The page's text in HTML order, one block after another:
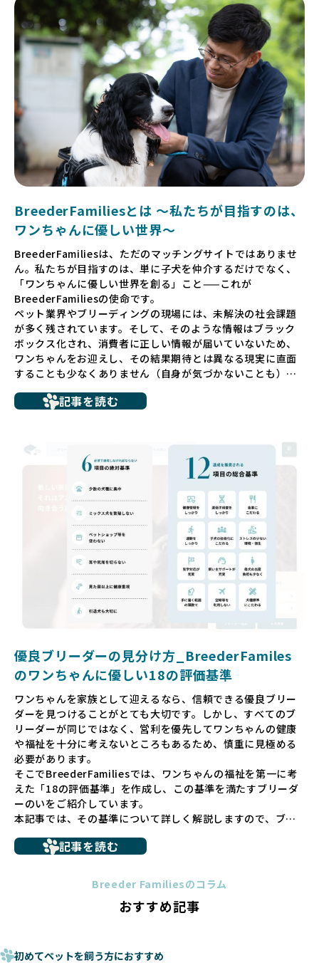
BreederFamiliesとは 〜私たちが目指すのは、
ワンちゃんに優しい世界〜
BreederFamiliesは、ただのマッチングサイトではありませ
ん。私たちが目指すのは、単に子犬を仲介するだけでなく、
「ワンちゃんに優しい世界を創る」こと——これが
BreederFamiliesの使命です。
ペット業界やブリーディングの現場には、未解決の社会課題
が多く残されています。そして、そのような情報はブラック
ボックス化され、消費者に正しい情報が届いていないため、
ワンちゃんをお迎えし、その結果期待とは異なる現実に直面
することも少なくありません（自身が気づかないことも）。
ち、健康面や社会性に問題を抱えていたり、またブリーダー
いるというケースもあります。こうした問題は、消費者にと
っても大きな負担であり、ワンちゃん自身にとっても非常に
だからこそ、私たちは正しい情報と安心して選べる場所を提
供すべきだと考えています。BreederFamiliesでは、ワンち
ゃんを家族のように愛する「優良ブリーダー」のみを独自の
厳しい基準で厳選し、その評価基準や評価結果をオープンに
しています。これにより、消費者の皆様が安心して子犬やブ
リーダーを選べる環境を整えています。
そして、消費者の皆様が正しい情報をもとに優良ブリーダー
を求めることで、ワンちゃんを家族のように愛する優良ブリ
ーダーが増え、営利優先の「悪徳ブリーダー」が自然と淘汰
される社会を目指しています。目の前の子犬だけでなく、親
ゃんに優しい世界を築いていきたいと考えています。
長するための環境が十分に整っていない場合が多く、販売ま
での間に過密な環境や長距離移動のストレスを受けることが
少なくありません。このような環境は、健康リスクや社会性
の問題につながりやすく、ワンちゃんにとっても望ましいと
は言えません。
こうした背景から、BreederFamiliesはペットショップを介
さない直接販売を採用するとともに、ペットオークションや
ペットショップを利用するブリーダーの掲載も行ってしませ
ん。
ペットショップを避けた方がいい理由の詳細はこちら
法令レベルの最低基準にとどまっていることが問題です。こ
の法令レベルの基準はブリーディング環境の最低限を定める
ものに過ぎず、ワンちゃんの心身の福祉やブリーダーの責任
少なくなく、消費者にとって選択の判断が難しい現状があり
記事を読む
優良ブリーダーの見分け方_BreederFamiles
のワンちゃんに優しい18の評価基準
ワンちゃんを家族として迎えるなら、信頼できる優良ブリー
ダーを見つけることがとても大切です。しかし、すべてのブ
リーダーが同じではなく、営利を優先してワンちゃんの健康
や福祉を十分に考えないところもあるため、慎重に見極める
必要があります。
そこでBreederFamiliesでは、ワンちゃんの福祉を第一に考
えた「18の評価基準」を作成し、この基準を満たすブリーダ
ーのいをご紹介しています。
本記事では、その基準について詳しく解説しますので、ブリ
に断尾（しっぽを切る）や断耳（耳を切る）が行われている
これは痛みを伴う処置で、ワンちゃんの身体的な負担が大き
手段でもあるため、切断されることで他の犬や人間との意思
記事を読む
Breeder Familiesのコラム
おすすめ記事
初めてペットを飼う方におすすめ